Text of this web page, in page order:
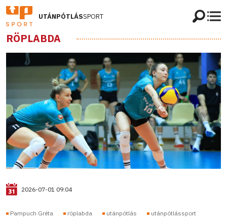
UTÁNPÓTLÁSSPORT
RÖPLABDA
2026-07-01 09:04
Pampuch Gréta röplabda utánpótlás utánpótlássport